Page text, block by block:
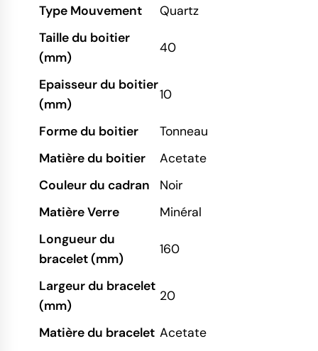
Type Mouvement
Quartz
Taille du boitier
(mm)
40
Epaisseur du boitier
(mm)
10
Forme du boitier
Tonneau
Matière du boitier
Acetate
Couleur du cadran
Noir
Matière Verre
Minéral
Longueur du
bracelet (mm)
160
Largeur du bracelet
(mm)
20
Matière du bracelet Acetate